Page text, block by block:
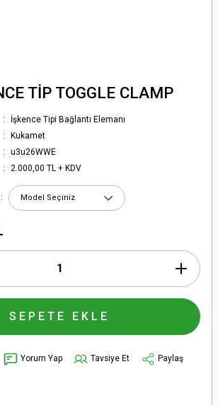
TİP TOGGLE CLAMP
İşkence Tipi Bağlantı Elemanı
Kukamet
u3u26WWE
2.000,00 TL + KDV
SEPETE EKLE
Yorum Yap Tavsiye Et
Paylaş